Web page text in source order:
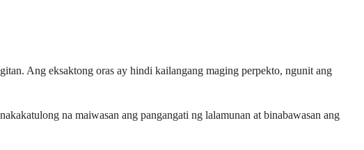
Ang eksaktong oras ay hindi kailangang maging perpekto, ngunit ang
na maiwasan ang pangangati ng lalamunan at binabawasan ang